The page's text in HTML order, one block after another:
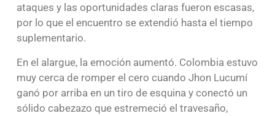
ataques y las oportunidades claras fueron escasas,
por lo que el encuentro se extendió hasta el tiempo
suplementario.
En el alargue, la emoción aumentó. Colombia estuvo
muy cerca de romper el cero cuando Jhon Lucumí
ganó por arriba en un tiro de esquina y conectó un
sólido cabezazo que estremeció el travesaño,